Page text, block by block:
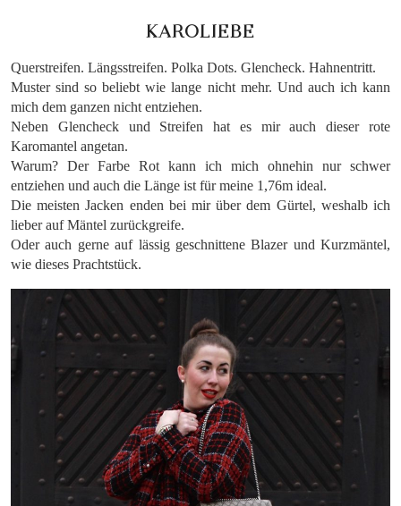
KAROLIEBE
Querstreifen. Längsstreifen. Polka Dots. Glencheck. Hahnentritt.
Muster sind so beliebt wie lange nicht mehr. Und auch ich kann
mich dem ganzen nicht entziehen.
Neben Glencheck und Streifen hat es mir auch dieser rote
Karomantel angetan.
Warum? Der Farbe Rot kann ich mich ohnehin nur schwer
entziehen und auch die Länge ist für meine 1,76m ideal.
Die meisten Jacken enden bei mir über dem Gürtel, weshalb ich
lieber auf Mäntel zurückgreife.
Oder auch gerne auf lässig geschnittene Blazer und Kurzmäntel,
wie dieses Prachtstück.